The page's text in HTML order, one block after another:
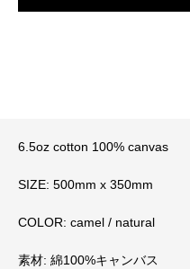
6.5oz cotton 100% canvas
SIZE: 500mm x 350mm
COLOR: camel / natural
素材: 綿100%キャンバス